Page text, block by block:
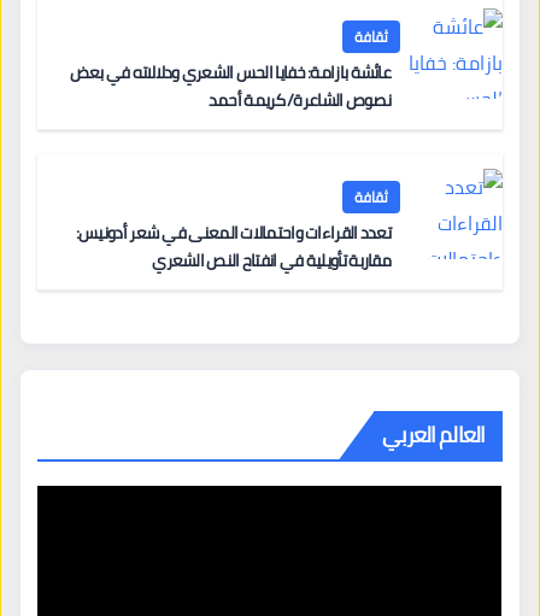
ثقافة
عائشة بازامة: خفايا الحس الشعري ودلالاته في بعض
نصوص الشاعرة/ كريمة أحمد
ثقافة
تعدد القراءات واحتمالات المعنى في شعر أدونيس:
مقاربة تأويلية في انفتاح النص الشعري
العالم العربي